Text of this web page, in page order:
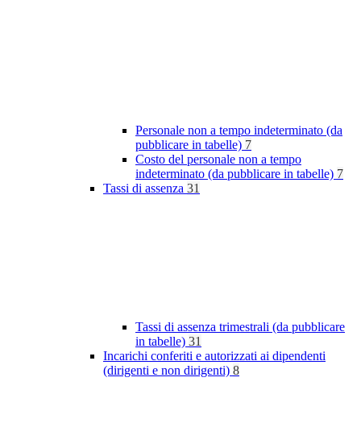
Personale non a tempo indeterminato (da
pubblicare in tabelle) 7
Costo del personale non a tempo
indeterminato (da pubblicare in tabelle) 7
Tassi di assenza 31
Tassi di assenza trimestrali (da pubblicare
in tabelle) 31
Incarichi conferiti e autorizzati ai dipendenti
(dirigenti e non dirigenti) 8